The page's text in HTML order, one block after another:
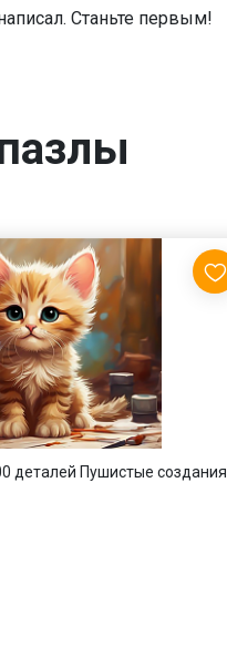
Станьте первым!
деталей Пушистые создания.